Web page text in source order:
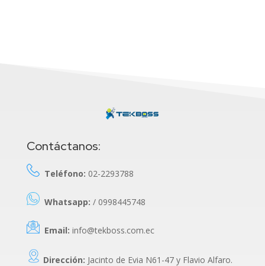
Contáctanos:
Teléfono: 02-2293788
Whatsapp: / 0998445748
Email: info@tekboss.com.ec
Dirección: Jacinto de Evia N61-47 y Flavio Alfaro.